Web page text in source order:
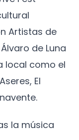
Artistas de
de Luna
local como el
El
la música